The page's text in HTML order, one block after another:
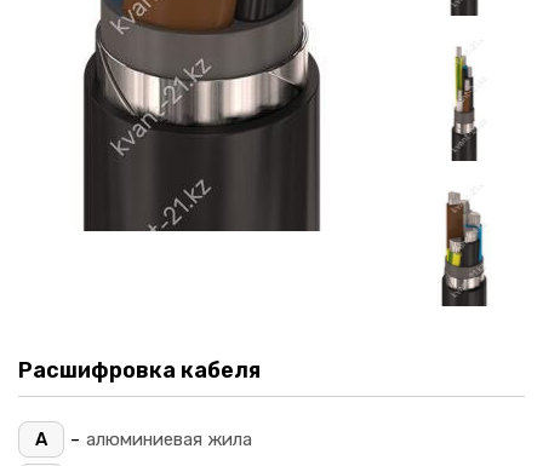
Расшифровка кабеля
А - алюминиевая жила